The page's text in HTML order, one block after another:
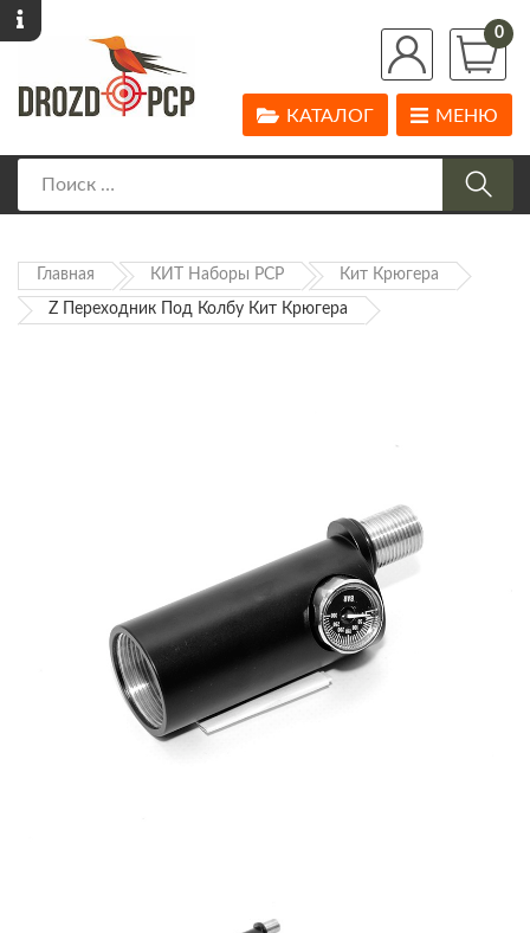
0
МЕНЮ
КАТАЛОГ
Главная КИТ Наборы PCP Кит Крюгера
Z Переходник Под Колбу Кит Крюгера